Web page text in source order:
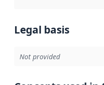
Legal basis
Not provided